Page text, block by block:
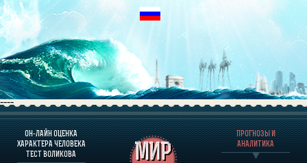
----
ОН-ЛАЙН ОЦЕНКА
ХАРАКТЕРА ЧЕЛОВЕКА
ТЕСТ ВОЛИКОВА
ПРОГНОЗЫ И
АНАЛИТИКА
О ПРОГРАММЕ
ОЦЕНКА ХАРАКТЕРA ЧЕЛОВЕКА